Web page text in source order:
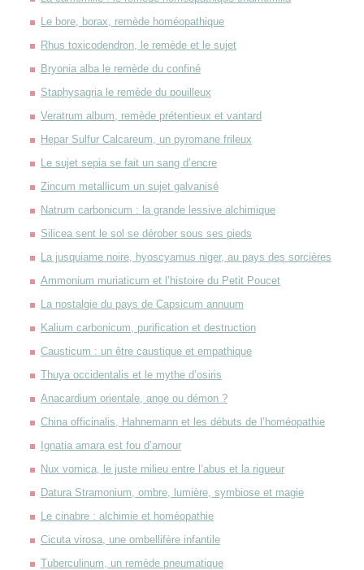
Le bore, borax, remède homéopathique
Rhus toxicodendron, le remède et le sujet
Bryonia alba le remède du confiné
Staphysagria le remède du pouilleux
Veratrum album, remède prétentieux et vantard
Hepar Sulfur Calcareum, un pyromane frileux
Le sujet sepia se fait un sang d’encre
Zincum metallicum un sujet galvanisé
Natrum carbonicum : la grande lessive alchimique
Silicea sent le sol se dérober sous ses pieds
La jusquiame noire, hyoscyamus niger, au pays des sorcières
Ammonium muriaticum et l’histoire du Petit Poucet
La nostalgie du pays de Capsicum annuum
Kalium carbonicum, purification et destruction
Causticum : un être caustique et empathique
Thuya occidentalis et le mythe d’osiris
Anacardium orientale, ange ou démon ?
China officinalis, Hahnemann et les débuts de l’homéopathie
Ignatia amara est fou d’amour
Nux vomica, le juste milieu entre l’abus et la rigueur
Datura Stramonium, ombre, lumière, symbiose et magie
Le cinabre : alchimie et homéopathie
Cicuta virosa, une ombellifère infantile
Tuberculinum, un remède pneumatique